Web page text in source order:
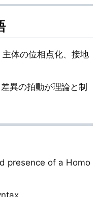
体の位相点化、接地
差異の拍動が理論と制
presence of a Homo